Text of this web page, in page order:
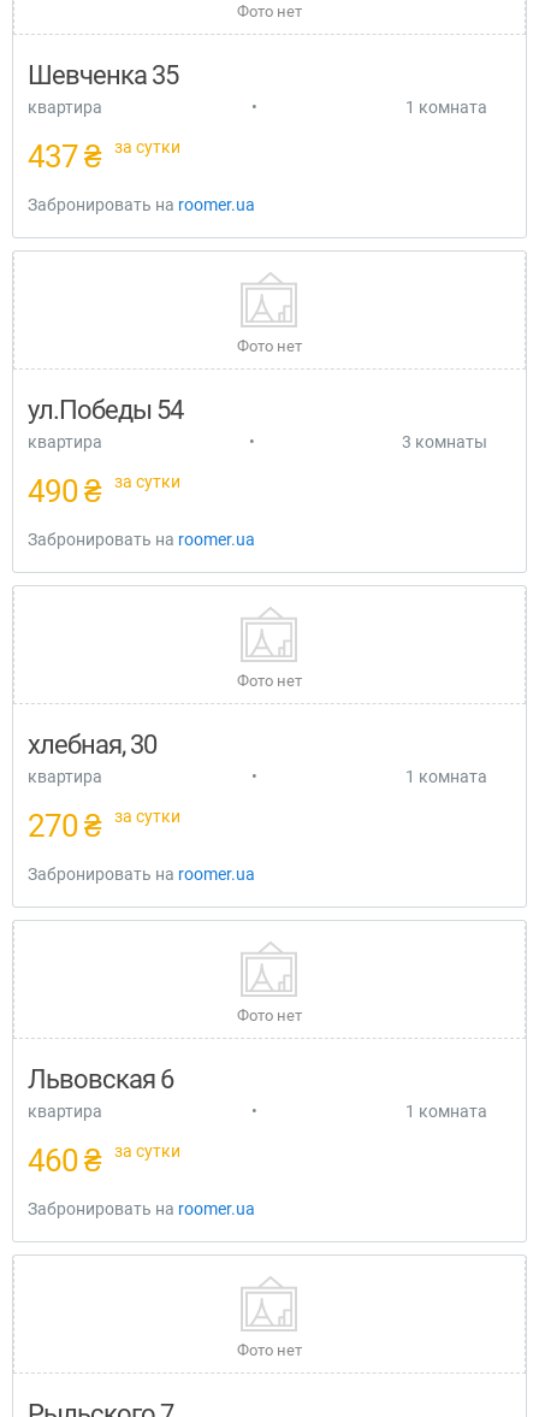
Фото нет
Шевченка 35
квартира • 1 комната
437 ₴ за сутки
Забронировать на roomer.ua
Фото нет
ул.Победы 54
квартира • 3 комнаты
490 ₴ за сутки
Забронировать на roomer.ua
Фото нет
хлебная, 30
квартира • 1 комната
270 ₴ за сутки
Забронировать на roomer.ua
Фото нет
Львовская 6
квартира • 1 комната
460 ₴ за сутки
Забронировать на roomer.ua
Фото нет